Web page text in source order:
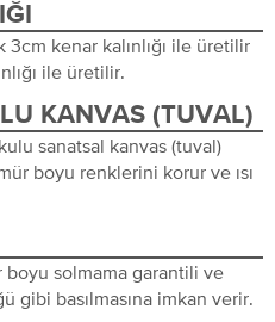
kenar kalınlığı ile üretilir
ile üretilir.
KANVAS (TUVAL)
sanatsal kanvas (tuval)
boyu renklerini korur ve ısı
boyu solmama garantili ve
gibi basılmasına imkan verir.